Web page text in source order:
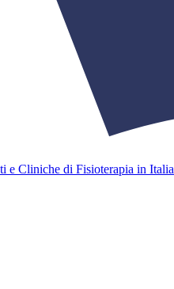
e Cliniche di Fisioterapia in Italia